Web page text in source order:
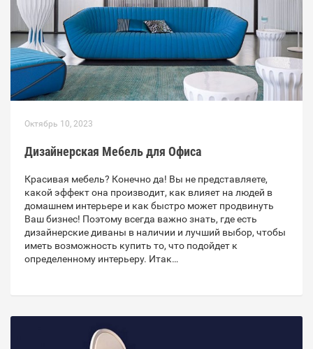
Октябрь 10, 2023
Дизайнерская Мебель для Офиса
Красивая мебель? Конечно да! Вы не представляете,
какой эффект она производит, как влияет на людей в
домашнем интерьере и как быстро может продвинуть
Ваш бизнес! Поэтому всегда важно знать, где есть
дизайнерские диваны в наличии и лучший выбор, чтобы
иметь возможность купить то, что подойдет к
определенному интерьеру. Итак…